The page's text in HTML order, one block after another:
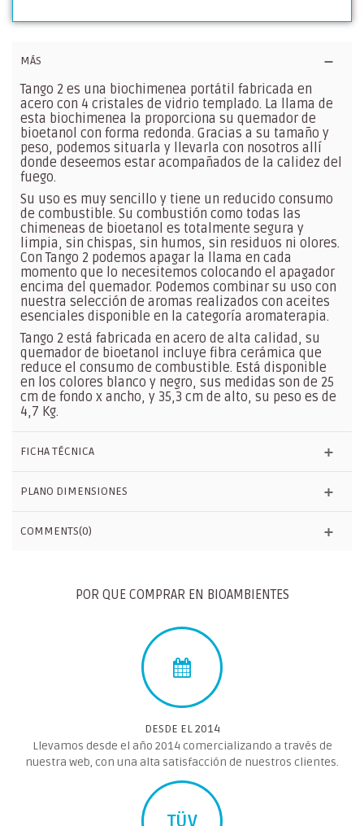
MÁS
Tango 2 es una biochimenea portátil fabricada en
acero con 4 cristales de vidrio templado. La llama de
esta biochimenea la proporciona su quemador de
bioetanol con forma redonda. Gracias a su tamaño y
peso, podemos situarla y llevarla con nosotros allí
donde deseemos estar acompañados de la calidez del
fuego.
Su uso es muy sencillo y tiene un reducido consumo
de combustible. Su combustión como todas las
chimeneas de bioetanol es totalmente segura y
limpia, sin chispas, sin humos, sin residuos ni olores.
Con Tango 2 podemos apagar la llama en cada
momento que lo necesitemos colocando el apagador
encima del quemador. Podemos combinar su uso con
nuestra selección de aromas realizados con aceites
esenciales disponible en la categoría aromaterapia.
Tango 2 está fabricada en acero de alta calidad, su
quemador de bioetanol incluye fibra cerámica que
reduce el consumo de combustible. Está disponible
en los colores blanco y negro, sus medidas son de 25
cm de fondo x ancho, y 35,3 cm de alto, su peso es de
4,7 Kg.
FICHA TÉCNICA
PLANO DIMENSIONES
COMMENTS(0)
POR QUE COMPRAR EN BIOAMBIENTES
DESDE EL 2014
Llevamos desde el año 2014 comercializando a través de
nuestra web, con una alta satisfacción de nuestros clientes.
TÜV